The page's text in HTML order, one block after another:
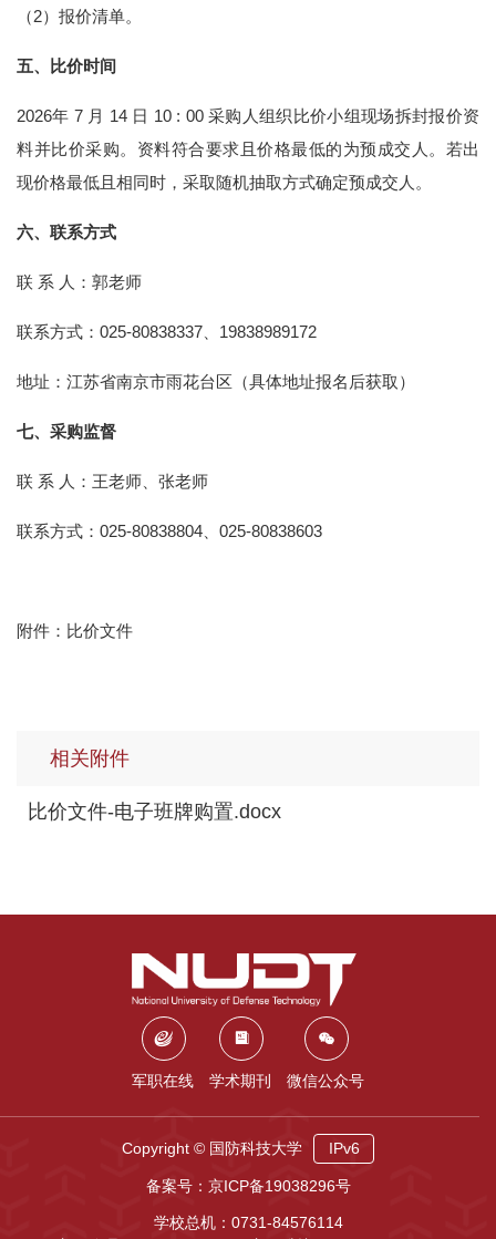
（2）报价清单。
五、比价时间
2026年 7 月 14 日 10 : 00 采购人组织比价小组现场拆封报价资
料并比价采购。资料符合要求且价格最低的为预成交人。若出
现价格最低且相同时，采取随机抽取方式确定预成交人。
六、联系方式
联 系 人：郭老师
联系方式：025-80838337、19838989172
地址：江苏省南京市雨花台区（具体地址报名后获取）
七、采购监督
联 系 人：王老师、张老师
联系方式：025-80838804、025-80838603
附件：比价文件
相关附件
比价文件-电子班牌购置.docx
军职在线 学术期刊 微信公众号
Copyright © 国防科技大学 IPv6
备案号：京ICP备19038296号
学校总机：0731-84576114